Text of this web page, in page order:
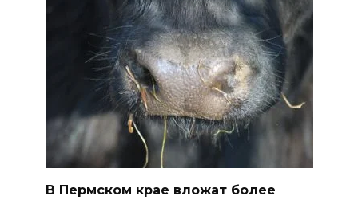
В Пермском крае вложат более